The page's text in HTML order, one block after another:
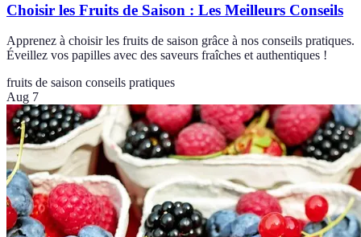
Choisir les Fruits de Saison : Les Meilleurs Conseils
Apprenez à choisir les fruits de saison grâce à nos conseils pratiques.
Éveillez vos papilles avec des saveurs fraîches et authentiques !
fruits de saison conseils pratiques
Aug 7